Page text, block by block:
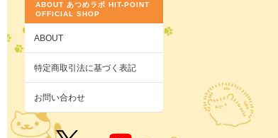
ABOUT あつめラボ HIT-POINT
OFFICIAL SHOP
ABOUT
特定商取引法に基づく表記
お問い合わせ